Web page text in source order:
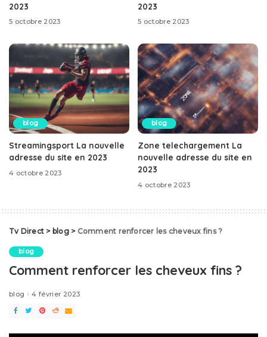
2023
5 octobre 2023
2023
5 octobre 2023
blog
Streamingsport La nouvelle
adresse du site en 2023
4 octobre 2023
blog
Zone telechargement La
nouvelle adresse du site en
2023
4 octobre 2023
Tv Direct > blog> Comment renforcer les cheveux fins ?
blog
Comment renforcer les cheveux fins ?
blog 4 février 2023